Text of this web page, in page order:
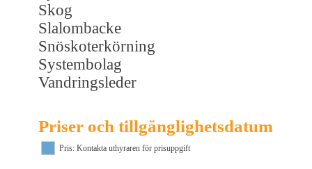
Skog
Slalombacke
Snöskoterkörning
Systembolag
Vandringsleder
Priser och tillgänglighetsdatum
Pris: Kontakta uthyraren för prisuppgift